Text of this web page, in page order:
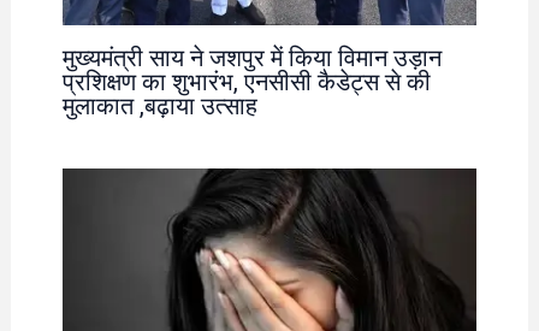
मुख्यमंत्री साय ने जशपुर में किया विमान उड़ान
प्रशिक्षण का शुभारंभ, एनसीसी कैडेट्स से की
मुलाकात ,बढ़ाया उत्साह